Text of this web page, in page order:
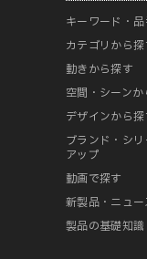
キーワード・
カテゴリから探
動きから探す
空間・シーンか
デザインから探
ブランド・シ
アップ
動画で探す
新製品・ニュー
製品の基礎知識